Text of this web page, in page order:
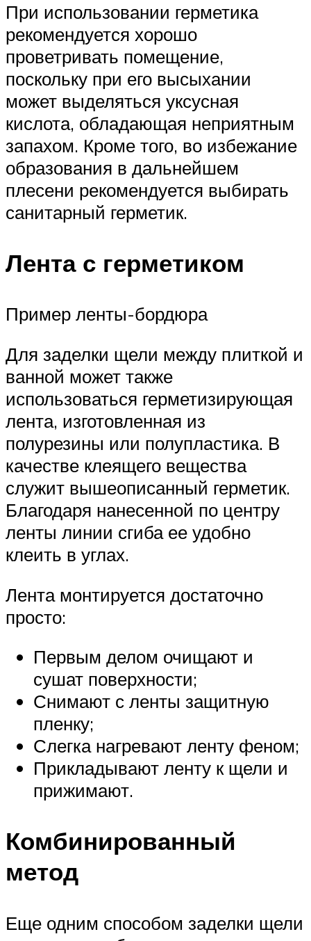
При использовании герметика
рекомендуется хорошо
проветривать помещение,
поскольку при его высыхании
может выделяться уксусная
кислота, обладающая неприятным
запахом. Кроме того, во избежание
образования в дальнейшем
плесени рекомендуется выбирать
санитарный герметик.
Лента с герметиком
Пример ленты-бордюра
Для заделки щели между плиткой и
ванной может также
использоваться герметизирующая
лента, изготовленная из
полурезины или полупластика. В
качестве клеящего вещества
служит вышеописанный герметик.
Благодаря нанесенной по центру
ленты линии сгиба ее удобно
клеить в углах.
Лента монтируется достаточно
просто:
Первым делом очищают и
сушат поверхности;
Снимают с ленты защитную
пленку;
Слегка нагревают ленту феном;
Прикладывают ленту к щели и
прижимают.
Комбинированный
метод
Еще одним способом заделки щели